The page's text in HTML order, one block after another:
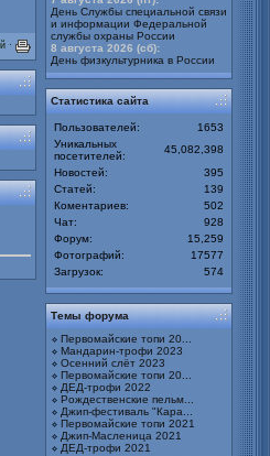
·
День Службы специальной связи
и информации Федеральной
службы охраны России
8 августа 2026 (сб):
День физкультурника в России
Статистика сайта
Пользователей:
1653
Уникальных
посетителей:
45,082,398
Новостей:
395
Статей:
139
Коментариев:
502
Чат:
928
Форум:
15,259
Фотографий:
17577
Загрузок:
574
Темы форума
Первомайские топи 20...
Мандарин-трофи 2023
Осенний слёт 2023
Первомайские топи 20...
ДЕД-трофи 2022
Рождественские пельм...
Джип-фестиваль "Кара...
Первомайские топи 2021
Джип-Масленица 2021
ДЕД-трофи 2021